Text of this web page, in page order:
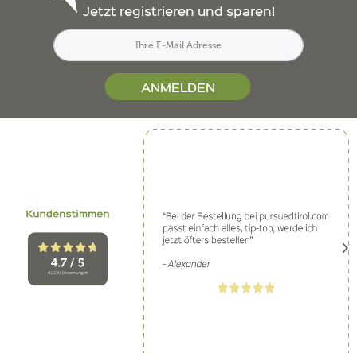
Jetzt registrieren und sparen!
ANMELDEN